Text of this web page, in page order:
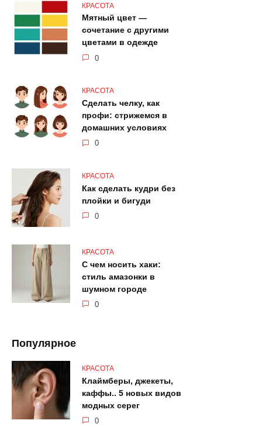
КРАСОТА
Мятный цвет —
сочетание с другими
цветами в одежде
0
КРАСОТА
Сделать челку, как
профи: стрижемся в
домашних условиях
0
КРАСОТА
Как сделать кудри без
плойки и бигуди
0
КРАСОТА
С чем носить хаки:
стиль амазонки в
шумном городе
0
Популярное
КРАСОТА
Клаймберы, джекеты,
каффы.. 5 новых видов
модных серег
0